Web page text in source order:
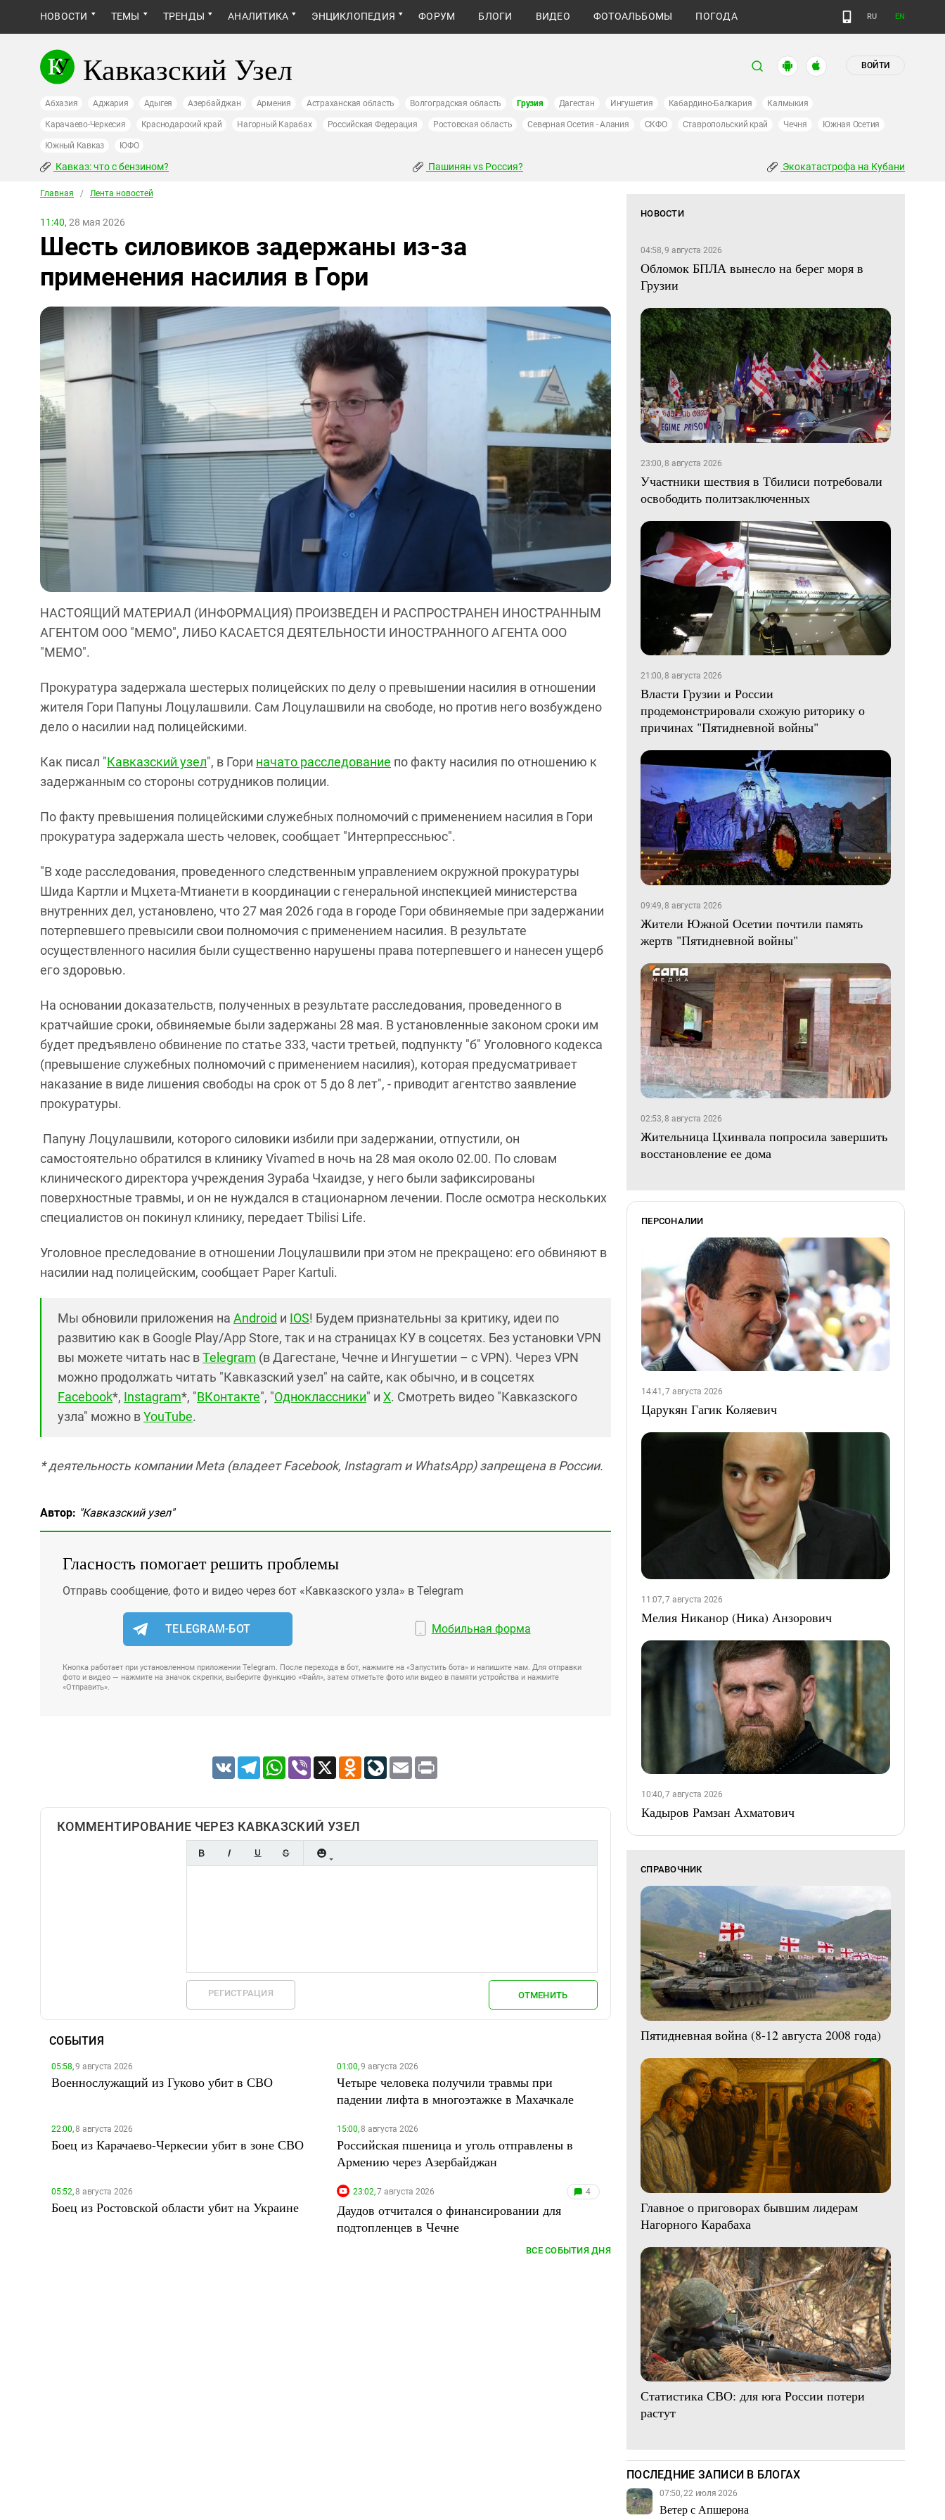
НОВОСТИ ТЕМЫ ТРЕНДЫ АНАЛИТИКА ЭНЦИКЛОПЕДИЯ ФОРУМ БЛОГИ ВИДЕО ФОТОАЛЬБОМЫ ПОГОДА RU EN
Кавказский Узел ВОЙТИ
Абхазия Аджария Адыгея Азербайджан Армения Астраханская область Волгоградская область Грузия Дагестан Ингушетия Кабардино-Балкария Калмыкия
Карачаево-Черкесия Краснодарский край Нагорный Карабах Российская Федерация Ростовская область Северная Осетия - Алания СКФО Ставропольский край Чечня Южная Осетия
Южный Кавказ ЮФО
Кавказ: что с бензином? Пашинян vs Россия? Экокатастрофа на Кубани
Главная / Лента новостей
11:40, 28 мая 2026
Шесть силовиков задержаны из-за
применения насилия в Гори
НАСТОЯЩИЙ МАТЕРИАЛ (ИНФОРМАЦИЯ) ПРОИЗВЕДЕН И РАСПРОСТРАНЕН ИНОСТРАННЫМ
АГЕНТОМ ООО "МЕМО", ЛИБО КАСАЕТСЯ ДЕЯТЕЛЬНОСТИ ИНОСТРАННОГО АГЕНТА ООО
"МЕМО".
Прокуратура задержала шестерых полицейских по делу о превышении насилия в отношении
жителя Гори Папуны Лоцулашвили. Сам Лоцулашвили на свободе, но против него возбуждено
дело о насилии над полицейскими.
Как писал "Кавказский узел", в Гори начато расследование по факту насилия по отношению к
задержанным со стороны сотрудников полиции.
По факту превышения полицейскими служебных полномочий с применением насилия в Гори
прокуратура задержала шесть человек, сообщает "Интерпрессньюс".
"В ходе расследования, проведенного следственным управлением окружной прокуратуры
Шида Картли и Мцхета-Мтианети в координации с генеральной инспекцией министерства
внутренних дел, установлено, что 27 мая 2026 года в городе Гори обвиняемые при задержании
потерпевшего превысили свои полномочия с применением насилия. В результате
осуществленного насилия были существенно нарушены права потерпевшего и нанесен ущерб
его здоровью.
На основании доказательств, полученных в результате расследования, проведенного в
кратчайшие сроки, обвиняемые были задержаны 28 мая. В установленные законом сроки им
будет предъявлено обвинение по статье 333, части третьей, подпункту "б" Уголовного кодекса
(превышение служебных полномочий с применением насилия), которая предусматривает
наказание в виде лишения свободы на срок от 5 до 8 лет", - приводит агентство заявление
прокуратуры.
Папуну Лоцулашвили, которого силовики избили при задержании, отпустили, он
самостоятельно обратился в клинику Vivamed в ночь на 28 мая около 02.00. По словам
клинического директора учреждения Зураба Чхаидзе, у него были зафиксированы
поверхностные травмы, и он не нуждался в стационарном лечении. После осмотра нескольких
специалистов он покинул клинику, передает Tbilisi Life.
Уголовное преследование в отношении Лоцулашвили при этом не прекращено: его обвиняют в
насилии над полицейским, сообщает Paper Kartuli.
Мы обновили приложения на Android и IOS! Будем признательны за критику, идеи по
развитию как в Google Play/App Store, так и на страницах КУ в соцсетях. Без установки VPN
вы можете читать нас вTelegram (в Дагестане, Чечне и Ингушетии – с VPN). Через VPN
можно продолжать читать "Кавказский узел" на сайте, как обычно, и в соцсетях
Facebook*, Instagram*, "ВКонтакте", "Одноклассники" и X. Смотреть видео "Кавказского
узла" можно вYouTube.
* деятельность компании Meta (владеет Facebook, Instagram и WhatsApp) запрещена в России.
Автор: "Кавказский узел"
Гласность помогает решить проблемы
Отправь сообщение, фото и видео через бот «Кавказского узла» в Telegram
TELEGRAM-БОТ Мобильная форма
Кнопка работает при установленном приложении Telegram. После перехода в бот, нажмите на «Запустить бота» и напишите нам. Для отправки
фото и видео — нажмите на значок скрепки, выберите функцию «Файл», затем отметьте фото или видео в памяти устройства и нажмите
«Отправить».
VK TelegramWhatsApp
Viber X Odnoklassniki
LiveJournal
Email
КОММЕНТИРОВАНИЕ ЧЕРЕЗ КАВКАЗСКИЙ УЗЕЛ
РЕГИСТРАЦИЯ ОТМЕНИТЬ
СОБЫТИЯ
05:58,9 августа 2026
Военнослужащий из Гуково убит в СВО
01:00,9 августа 2026
Четыре человека получили травмы при
падении лифта в многоэтажке в Махачкале
22:00,8 августа 2026
Боец из Карачаево-Черкесии убит в зоне СВО
15:00,8 августа 2026
Российская пшеница и уголь отправлены в
Армению через Азербайджан
05:52,8 августа 2026
Боец из Ростовской области убит на Украине
23:02,7 августа 2026 4
Даудов отчитался о финансировании для
подтопленцев в Чечне
ВСЕ СОБЫТИЯ ДНЯ
НОВОСТИ
04:58, 9 августа 2026
Обломок БПЛА вынесло на берег моря в
Грузии
23:00, 8 августа 2026
Участники шествия в Тбилиси потребовали
освободить политзаключенных
21:00, 8 августа 2026
Власти Грузии и России
продемонстрировали схожую риторику о
причинах "Пятидневной войны"
09:49, 8 августа 2026
Жители Южной Осетии почтили память
жертв "Пятидневной войны"
02:53, 8 августа 2026
Жительница Цхинвала попросила завершить
восстановление ее дома
ПЕРСОНАЛИИ
14:41, 7 августа 2026
Царукян Гагик Коляевич
11:07, 7 августа 2026
Мелия Никанор (Ника) Анзорович
10:40, 7 августа 2026
Кадыров Рамзан Ахматович
СПРАВОЧНИК
Пятидневная война (8-12 августа 2008 года)
Главное о приговорах бывшим лидерам
Нагорного Карабаха
Статистика СВО: для юга России потери
растут
ПОСЛЕДНИЕ ЗАПИСИ В БЛОГАХ
07:50, 22 июля 2026
Ветер с Апшерона